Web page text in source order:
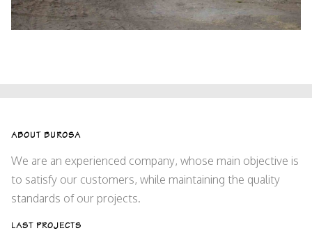
ABOUT BUROSA
We are an experienced company, whose main objective is
to satisfy our customers, while maintaining the quality
standards of our projects.
LAST PROJECTS